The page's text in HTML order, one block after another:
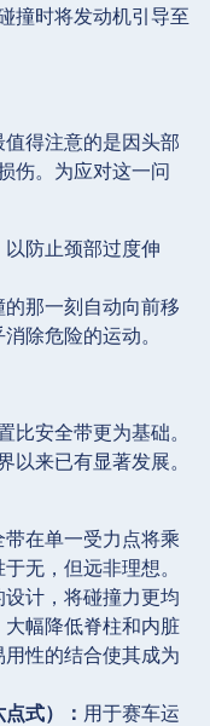
撞时将发动机引导至
得注意的是因头部
伤。为应对这一问
防止颈部过度伸
那一刻自动向前移
除危险的运动。
比安全带更为基础。
以来已有显著发展。
在单一受力点将乘
无，但远非理想。
计，将碰撞力更均
幅降低脊柱和内脏
性的结合使其成为
式）： 用于赛车运